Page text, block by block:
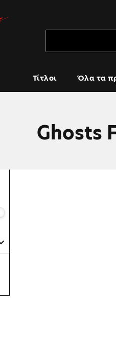
Τίτλοι Όλα τα
Ghosts